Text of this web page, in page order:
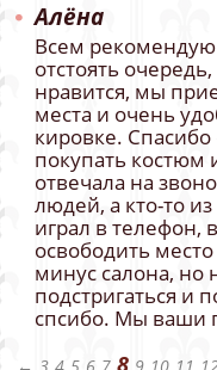
Алёна
Всем рекомендую
отстоять
нравится, мы
места и очень
кировке.
покупать костюм
отвечала на
людей, а кто-то
играл в телефон,
освободить
минус салона,
подстригаться и
спсибо. Мы ваши
8